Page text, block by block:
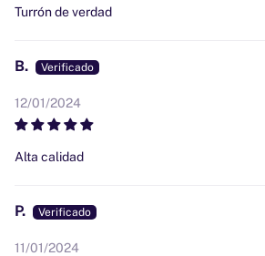
Turrón de verdad
12/01/2024
B.
Alta calidad
11/01/2024
P.